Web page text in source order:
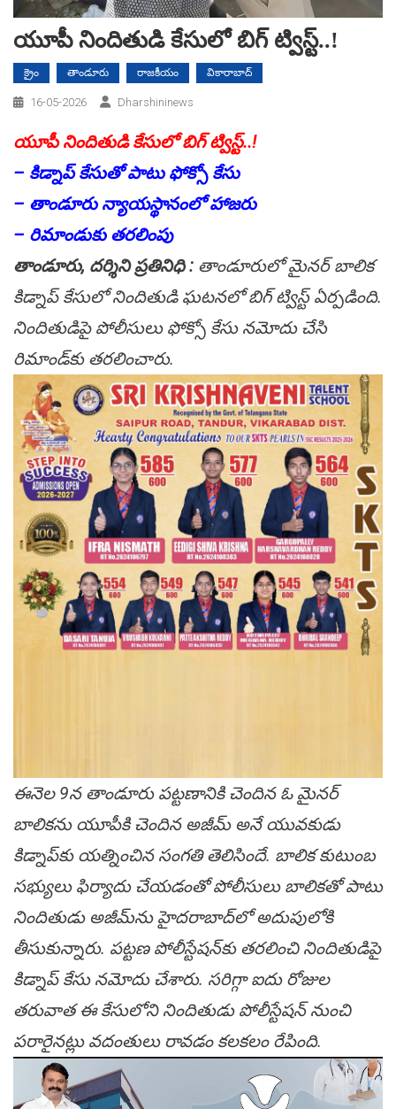
యూపీ నిందితుడి కేసులో బిగ్ ట్విస్ట్..!
క్రైం తాండూరు రాజకీయం వికారాబాద్
16-05-2026 Dharshininews
యూపీ నిందితుడి కేసులో బిగ్ ట్విస్ట్..!
– కిడ్నాప్‌ కేసుతో పాటు ఫోక్సో కేసు
– తాండూరు న్యాయస్థానంలో హాజరు
– రిమాండుకు తరలింపు
తాండూరు, దర్శిని ప్రతినిధి : తాండూరులో మైనర్‌ బాలిక
కిడ్నాప్‌ కేసులో నిందితుడి ఘటనలో బిగ్ ట్విస్ట్ ఏర్పడింది.
నిందితుడిపై పోలీసులు ఫోక్సో కేసు నమోదు చేసి
రిమాండ్‌కు తరలించారు.
ఈనెల 9న తాండూరు పట్టణానికి చెందిన ఓ మైనర్
బాలికను యూపీకి చెందిన అజీమ్ అనే యువకుడు
కిడ్నాప్‌కు యత్నించిన సంగతి తెలిసిందే. బాలిక కుటుంబ
సభ్యులు ఫిర్యాదు చేయడంతో పోలీసులు బాలికతో పాటు
నిందితుడు అజీమ్‌ను హైదరాబాద్‌లో అదుపులోకి
తీసుకున్నారు. పట్టణ పోలీస్టేషన్‌కు తరలించి నిందితుడిపై
కిడ్నాప్ కేసు నమోదు చేశారు. సరిగ్గా ఐదు రోజుల
తరువాత ఈ కేసులోని నిందితుడు పోలీస్టేషన్‌ నుంచి
పరారైనట్లు వదంతులు రావడం కలకలం రేపింది.